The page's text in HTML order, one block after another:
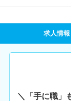
求人情報
＼「手に職」